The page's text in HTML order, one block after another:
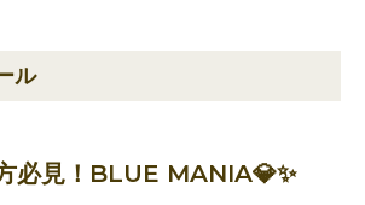
ル
必見！BLUE MANIA💎✨